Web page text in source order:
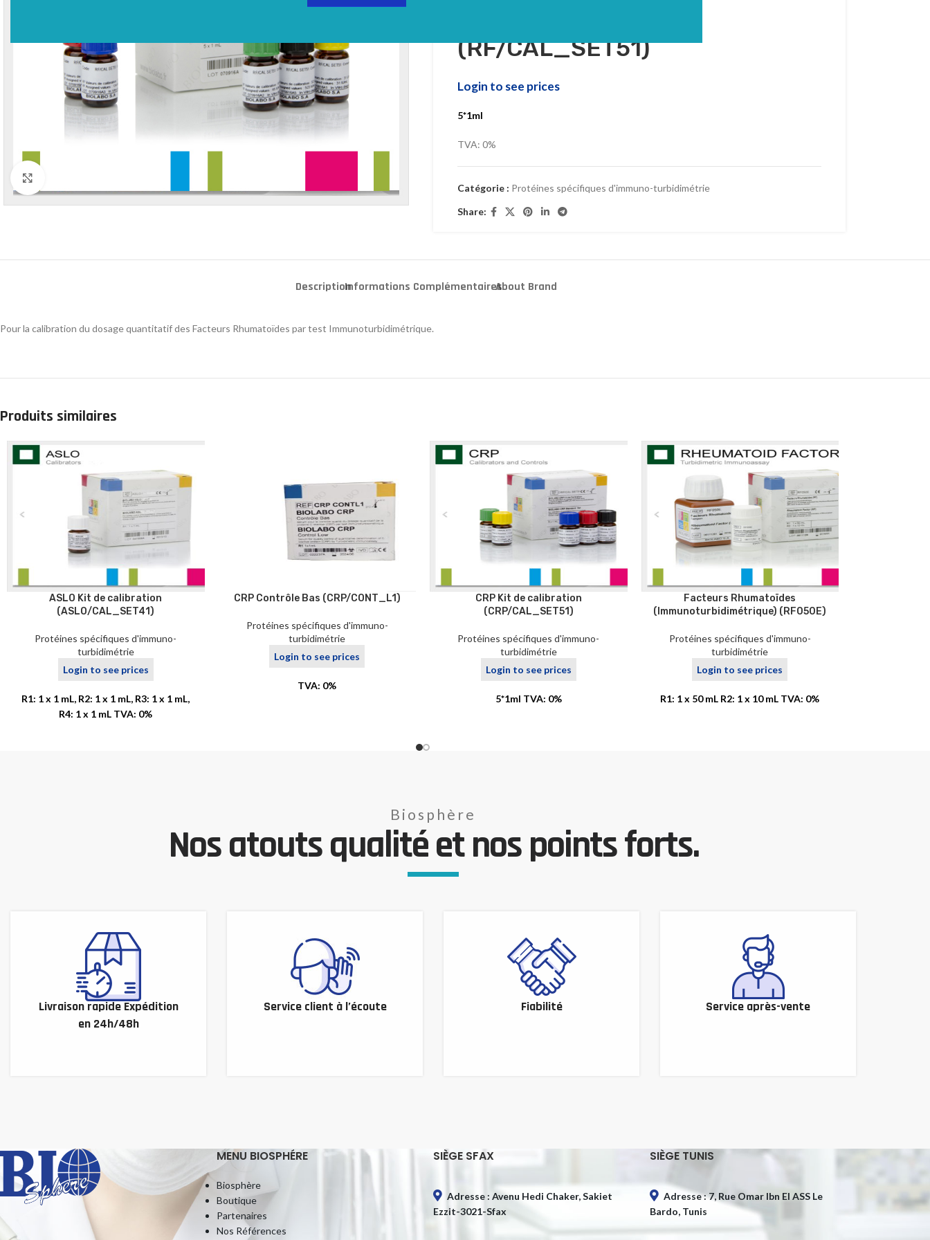
(RF/CAL_SET51)
Login to see prices
5*1ml
TVA: 0%
Catégorie : Protéines spécifiques d'immuno-turbidimétrie
Share:
DescriptionInformations ComplémentairesAbout Brand
Pour la calibration du dosage quantitatif des Facteurs Rhumatoïdes par test Immunoturbidimétrique.
Produits similaires
ASLO Kit de calibration
(ASLO/CAL_SET41)
Protéines spécifiques d'immuno-
turbidimétrie
Login to see prices
R1: 1 x 1 mL, R2: 1 x 1 mL, R3: 1 x 1 mL,
R4: 1 x 1 mL TVA: 0%
CRP Contrôle Bas (CRP/CONT_L1)
Protéines spécifiques d'immuno-
turbidimétrie
Login to see prices
TVA: 0%
CRP Kit de calibration
(CRP/CAL_SET51)
Protéines spécifiques d'immuno-
turbidimétrie
Login to see prices
5*1ml TVA: 0%
Facteurs Rhumatoïdes
(Immunoturbidimétrique) (RF050E)
Protéines spécifiques d'immuno-
turbidimétrie
Login to see prices
R1: 1 x 50 mL R2: 1 x 10 mL TVA: 0%
Biosphère
Nos atouts qualité et nos points forts.
Livraison rapide Expédition
en 24h/48h
Service client à l’écoute Fiabilité Service après-vente
MENU BIOSPHÉRE
Biosphère
Boutique
Partenaires
Nos Références
SIÈGE SFAX
Adresse : Avenu Hedi Chaker, Sakiet
Ezzit-3021-Sfax
SIÈGE TUNIS
Adresse : 7, Rue Omar Ibn El ASS Le
Bardo, Tunis